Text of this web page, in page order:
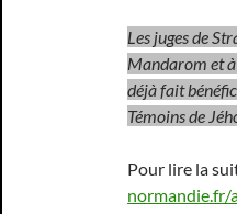
Les juges de
Mandarom et
déjà fait
Témoins de
Pour lire la